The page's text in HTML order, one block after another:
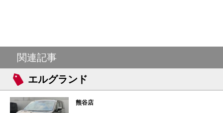
関連記事
エルグランド
熊谷店